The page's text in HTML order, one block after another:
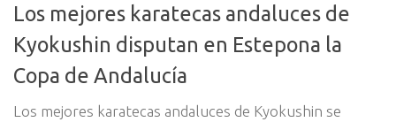
Los mejores karatecas andaluces de
Kyokushin disputan en Estepona la
Copa de Andalucía
Los mejores karatecas andaluces de Kyokushin se